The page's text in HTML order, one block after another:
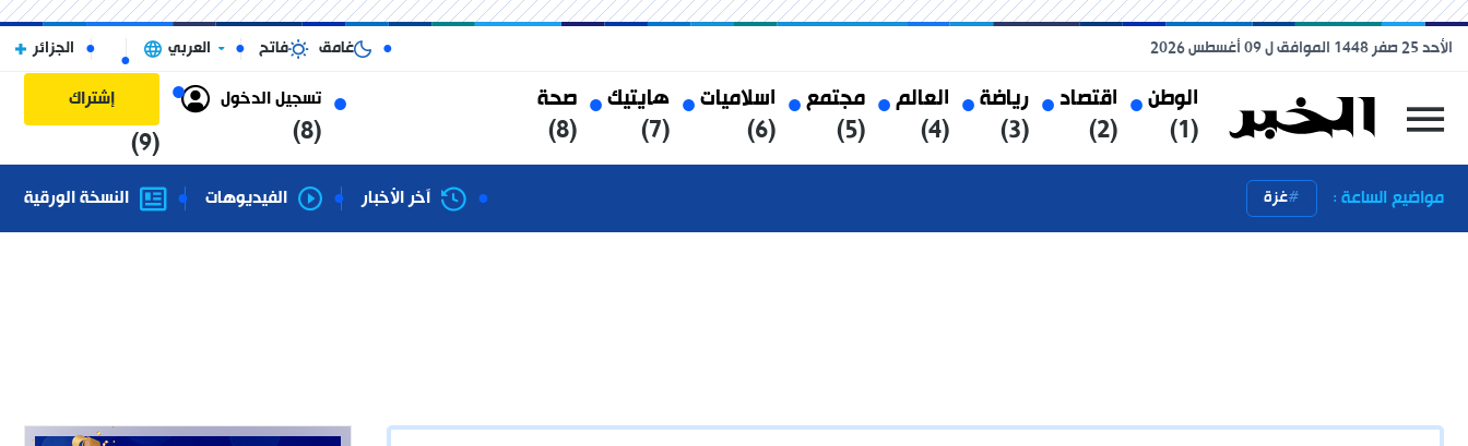
الوطن
(1)
اقتصاد
(2)
رياضة
(3)
العالم
(4)
مجتمع
(5)
اسلاميات
(6)
هايتيك
(7)
صحة
(8)
تسجيل الدخول
(8)
إشتراك
(9)
الأحد 25 صفر 1448 الموافق ل 09 أغسطس 2026 غامق فاتح العربي الجزائر
مواضيع الساعة : غزة آخر الأخبار الفيديوهات النسخة الورقية